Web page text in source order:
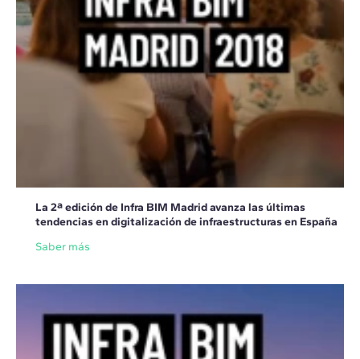
La 2ª edición de Infra BIM Madrid avanza las últimas
tendencias en digitalización de infraestructuras en España
Saber más